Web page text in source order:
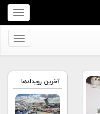
برای
نمایش
منو
برای
کنید
آخرین رویدادها